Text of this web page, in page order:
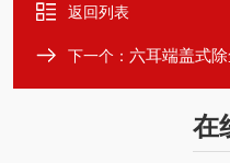
返回列表
下一个： 六耳端盖式
在